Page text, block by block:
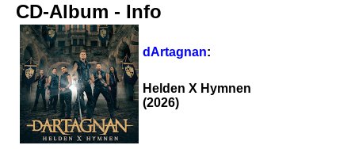
CD-Album - Info
dArtagnan:
Helden X Hymnen
(2026)